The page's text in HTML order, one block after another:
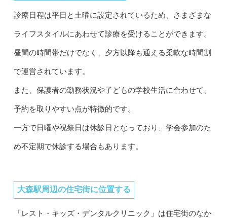
診療日程は平日と土曜に設定されているため、さまざまな
ライフスタイルにあわせて診療を受けることができます。
昼間の時間帯だけでなく、夕方以降も通える柔軟な時間割
で運営されています。
また、保護者の勤務状況や子どもの学校生活に合わせて、
予約を取りやすい点が特徴的です。
一方で日曜や祝祭日は休診日となっており、学会参加のた
め不定期で休診する場合もあります。
大森駅周辺の住宅街に位置する
「レスト・キッズ・デンタルクリニック」は住宅街のなか